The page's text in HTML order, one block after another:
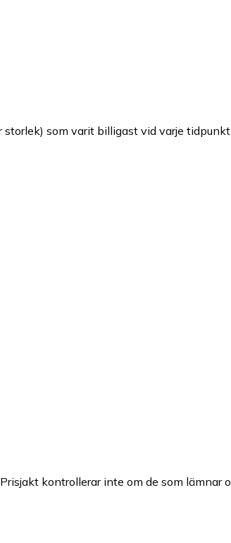
som varit billigast vid varje
kontrollerar inte om de som